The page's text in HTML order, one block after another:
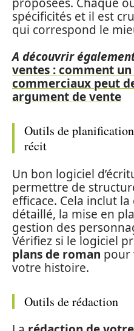
spécificités et il est
qui correspond le
A découvrir
ventes : comment
commerciaux peut
argument de vente
Outils de
récit
Un bon logiciel
permettre de
efficace. Cela inclut
détaillé, la mise en
gestion des
Vérifiez si le logiciel
plans de roman pour
votre histoire.
Outils de rédaction